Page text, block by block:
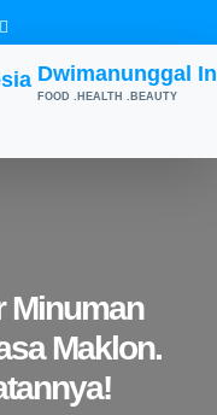
Dwimanunggal
FOOD .HEALTH .BEAUTY
Minuman
Maklon.